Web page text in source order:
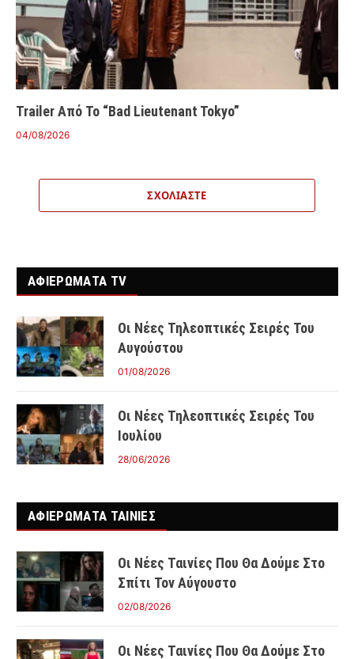
Trailer Από Το “Bad Lieutenant Tokyo”
04/08/2026
ΣΧΟΛΙΆΣΤΕ
ΑΦΙΕΡΩΜΑΤΑ TV
Οι Νέες Τηλεοπτικές Σειρές Του
Αυγούστου
01/08/2026
Οι Νέες Τηλεοπτικές Σειρές Του
Ιουλίου
28/06/2026
ΑΦΙΕΡΩΜΑΤΑ ΤΑΙΝΊΕΣ
Οι Νέες Ταινίες Που Θα Δούμε Στο
Σπίτι Τον Αύγουστο
02/08/2026
Οι Νέες Ταινίες Που Θα Δούμε Στο